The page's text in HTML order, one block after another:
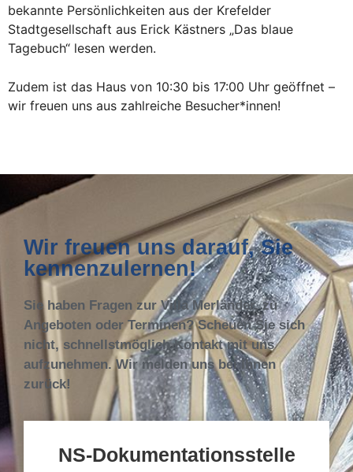
bekannte Persönlichkeiten aus der Krefelder
Stadtgesellschaft aus Erick Kästners „Das blaue
Tagebuch“ lesen werden.
Zudem ist das Haus von 10:30 bis 17:00 Uhr geöffnet –
wir freuen uns aus zahlreiche Besucher*innen!
Wir freuen uns darauf, Sie
kennenzulernen!
Sie haben Fragen zur Villa Merländer, zu
Angeboten oder Terminen? Scheuen Sie sich
nicht, schnellstmöglich Kontakt mit uns
aufzunehmen. Wir melden uns bei Ihnen
zurück!
NS-Dokumentationsstelle